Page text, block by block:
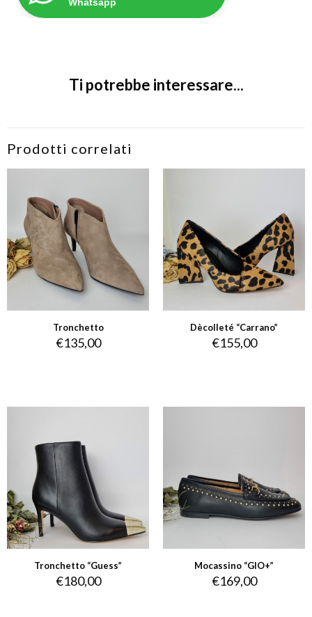
Ti potrebbe interessare...
Prodotti correlati
Tronchetto
€135,00
Dècolleté “Carrano”
€155,00
Tronchetto “Guess”
€180,00
Mocassino “GIO+”
€169,00